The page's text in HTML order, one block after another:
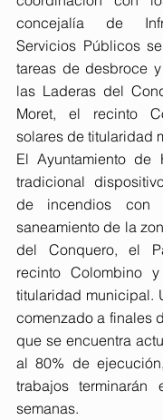
concejalía de
Servicios Públicos
tareas de desbroce
las Laderas del
Moret, el recinto
solares de titularidad
El Ayuntamiento de
tradicional
de incendios con
saneamiento de la
del Conquero, el
recinto Colombino
titularidad municipal.
comenzado a finales
que se encuentra
al 80% de
trabajos terminarán
semanas.